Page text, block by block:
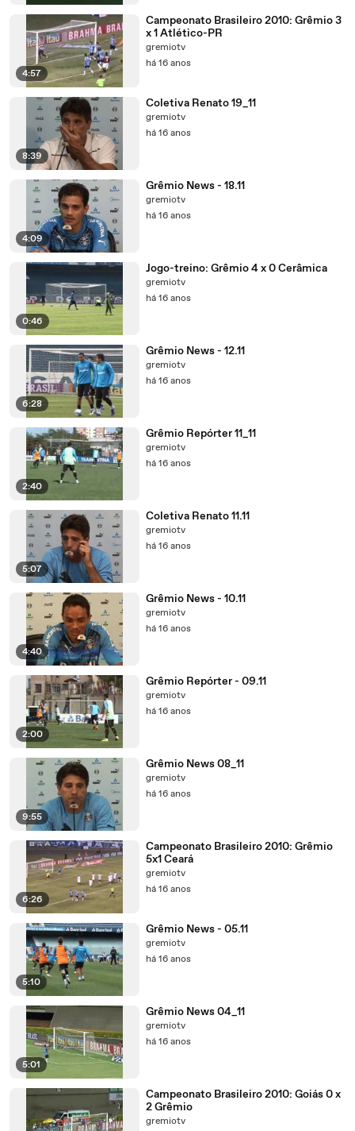
4:57
Campeonato Brasileiro 2010: Grêmio 3
x 1 Atlético-PR
gremiotv
há 16 anos
8:39
Coletiva Renato 19_11
gremiotv
há 16 anos
4:09
Grêmio News - 18.11
gremiotv
há 16 anos
0:46
Jogo-treino: Grêmio 4 x 0 Cerâmica
gremiotv
há 16 anos
6:28
Grêmio News - 12.11
gremiotv
há 16 anos
2:40
Grêmio Repórter 11_11
gremiotv
há 16 anos
5:07
Coletiva Renato 11.11
gremiotv
há 16 anos
4:40
Grêmio News - 10.11
gremiotv
há 16 anos
2:00
Grêmio Repórter - 09.11
gremiotv
há 16 anos
9:55
Grêmio News 08_11
gremiotv
há 16 anos
6:26
Campeonato Brasileiro 2010: Grêmio
5x1 Ceará
gremiotv
há 16 anos
5:10
Grêmio News - 05.11
gremiotv
há 16 anos
5:01
Grêmio News 04_11
gremiotv
há 16 anos
Campeonato Brasileiro 2010: Goiás 0 x
2 Grêmio
gremiotv